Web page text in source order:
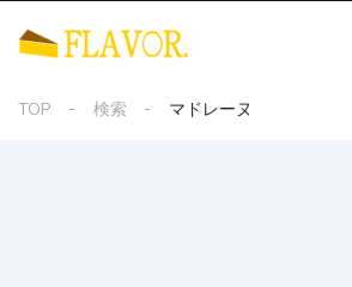
TOP 検索 マドレーヌ